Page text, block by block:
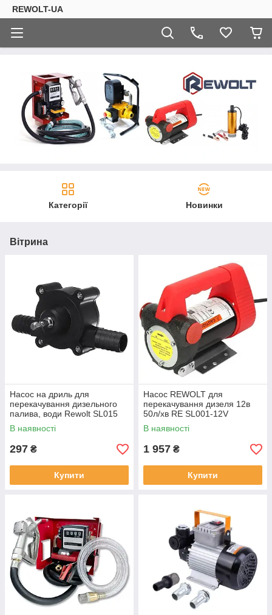
REWOLT-UA
Категорії Новинки
Вітрина
Насос на дриль для
перекачування дизельного
палива, води Rewolt SL015
В наявності
297 ₴
Купити
Насос REWOLT для
перекачування дизеля 12в
50л/хв RE SL001-12V
В наявності
1 957 ₴
Купити